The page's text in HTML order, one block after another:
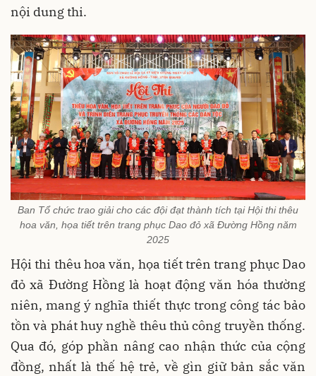
nội dung thi.
Ban Tổ chức trao giải cho các đội đạt thành tích tại Hội thi thêu
hoa văn, họa tiết trên trang phục Dao đỏ xã Đường Hồng năm
2025
Hội thi thêu hoa văn, họa tiết trên trang phục Dao
đỏ xã Đường Hồng là hoạt động văn hóa thường
niên, mang ý nghĩa thiết thực trong công tác bảo
tồn và phát huy nghề thêu thủ công truyền thống.
Qua đó, góp phần nâng cao nhận thức của cộng
đồng, nhất là thế hệ trẻ, về gìn giữ bản sắc văn